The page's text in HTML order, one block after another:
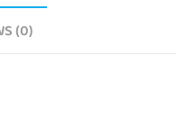
(0)